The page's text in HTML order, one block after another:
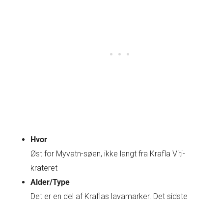
Hvor
Øst for Myvatn-søen, ikke langt fra Krafla Viti-
krateret
Alder/Type
Det er en del af Kraflas lavamarker. Det sidste